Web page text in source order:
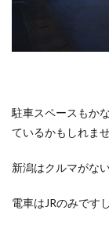
駐車スペースもか
ているかもしれませ
新潟はクルマがな
電車はJRのみです